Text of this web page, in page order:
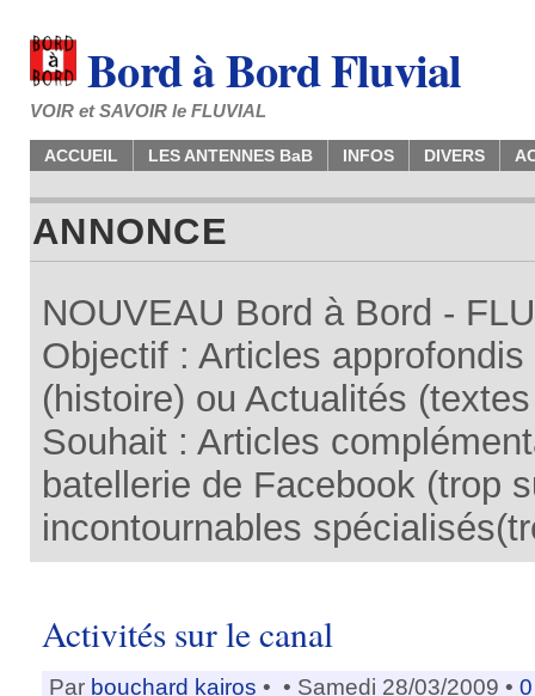
Bord à Bord Fluvial
VOIR et SAVOIR le FLUVIAL
ACCUEIL LES ANTENNES BaB INFOS DIVERS
ANNONCE
NOUVEAU Bord à Bord -
Objectif : Articles
(histoire) ou Actualités
Souhait : Articles
batellerie de Facebook (trop
incontournables
Activités sur le canal
Par bouchard kairos • • Samedi 28/03/2009 •